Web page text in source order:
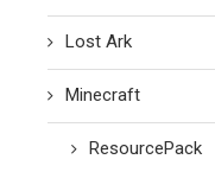
Lost Ark
Minecraft
ResourcePack